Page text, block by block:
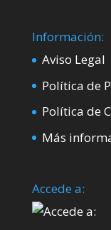
Información:
Aviso Legal
Política de
Política de
Más
Accede a: